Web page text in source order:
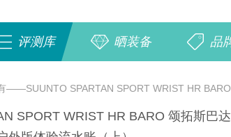
评测库 晒装备 品
——SUUNTO SPARTAN SPORT WRIST HR
SPORT WRIST HR BARO 颂拓斯巴